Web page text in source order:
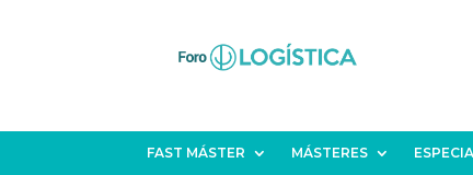
FAST MÁSTER MÁSTERES